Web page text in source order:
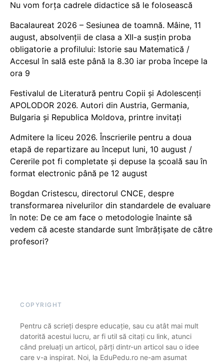
Nu vom forța cadrele didactice să le folosească
Bacalaureat 2026 – Sesiunea de toamnă. Mâine, 11
august, absolvenții de clasa a XII-a susțin proba
obligatorie a profilului: Istorie sau Matematică /
Accesul în sală este până la 8.30 iar proba începe la
ora 9
Festivalul de Literatură pentru Copii și Adolescenți
APOLODOR 2026. Autori din Austria, Germania,
Bulgaria și Republica Moldova, printre invitați
Admitere la liceu 2026. Înscrierile pentru a doua
etapă de repartizare au început luni, 10 august /
Cererile pot fi completate și depuse la școală sau în
format electronic până pe 12 august
Bogdan Cristescu, directorul CNCE, despre
transformarea nivelurilor din standardele de evaluare
în note: De ce am face o metodologie înainte să
vedem că aceste standarde sunt îmbrățișate de către
profesori?
COPYRIGHT
Pentru că scrieți despre educație, sau cu atât mai mult
datorită acestui lucru, ar fi util să citați cu link, atunci
când preluați un articol, părți dintr-un articol sau o idee
care v-a inspirat. Noi, la EduPedu.ro ne-am asumat